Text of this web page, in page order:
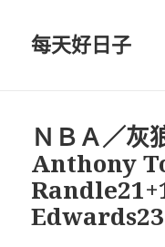
每天好日子
ＮＢＡ／
Anthony